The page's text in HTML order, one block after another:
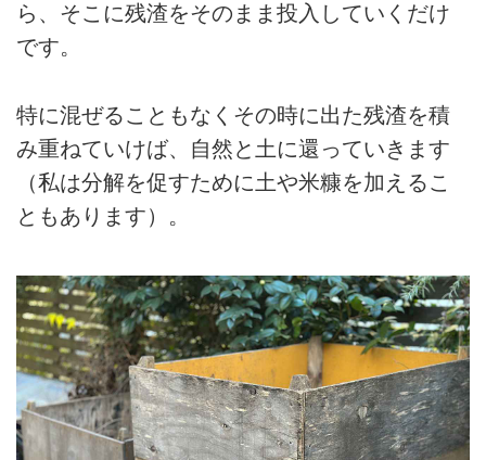
ら、そこに残渣をそのまま投入していくだけ
です。
特に混ぜることもなくその時に出た残渣を積
み重ねていけば、自然と土に還っていきます
（私は分解を促すために土や米糠を加えるこ
ともあります）。